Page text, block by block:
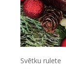
Svētku rulete